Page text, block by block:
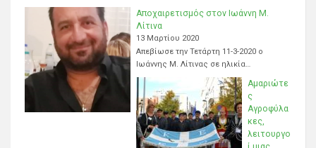
Αποχαιρετισμός στον Ιωάννη Μ.
Λίτινα
13 Μαρτίου 2020
Απεβίωσε την Τετάρτη 11-3-2020 ο
Ιωάννης Μ. Λίτινας σε ηλικία…
Αμαριώτε
ς
Αγροφύλα
κες,
λειτουργο